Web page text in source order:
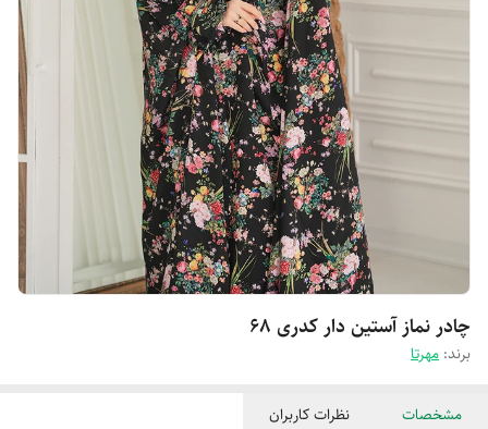
چادر نماز آستین دار کدری 68
برند: مهرتا
مشخصات نظرات کاربران